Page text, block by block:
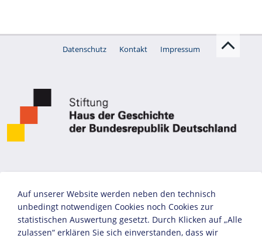
Datenschutz Kontakt Impressum
Auf unserer Website werden neben den technisch
unbedingt notwendigen Cookies noch Cookies zur
statistischen Auswertung gesetzt. Durch Klicken auf „Alle
zulassen“ erklären Sie sich einverstanden, dass wir